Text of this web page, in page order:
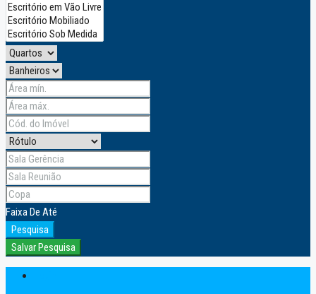
Faixa De Até
Pesquisa
Salvar Pesquisa